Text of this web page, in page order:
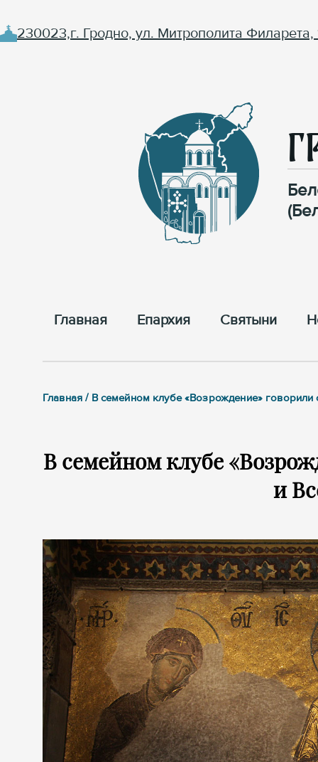
230023,г. Гродно, ул. Митрополита Филарета,
Главная Епархия Cвятыни
Главная / В семейном клубе «Возрождение»
В семейном клубе
и